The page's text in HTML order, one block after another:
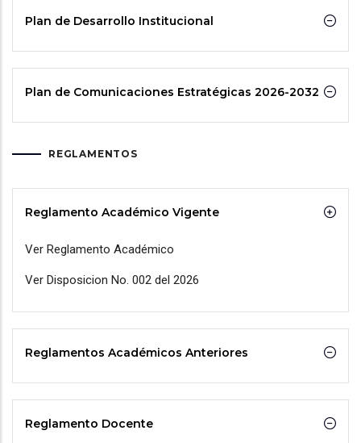
Plan de Desarrollo Institucional
Plan de Comunicaciones Estratégicas 2026-2032
REGLAMENTOS
Reglamento Académico Vigente
Ver Reglamento Académico
Ver Disposicion No. 002 del 2026
Reglamentos Académicos Anteriores
Reglamento Docente